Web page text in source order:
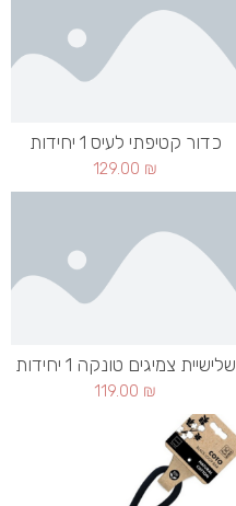
כדור קטיפתי לעיס 1 יחידות
129.00 ₪
שלישיית צמיגים טונקה 1 יחידות
119.00 ₪